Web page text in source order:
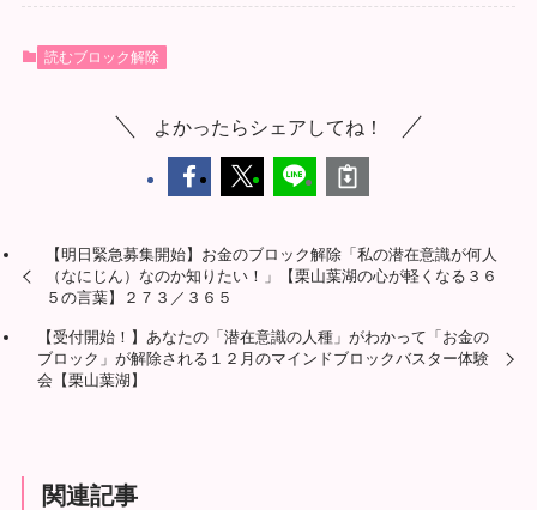
読むブロック解除
よかったらシェアしてね！
【明日緊急募集開始】お金のブロック解除「私の潜在意識が何人
（なにじん）なのか知りたい！」【栗山葉湖の心が軽くなる３６
５の言葉】２７３／３６５
【受付開始！】あなたの「潜在意識の人種」がわかって「お金の
ブロック」が解除される１２月のマインドブロックバスター体験
会【栗山葉湖】
関連記事